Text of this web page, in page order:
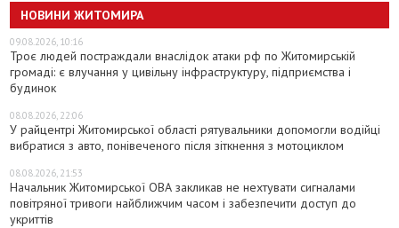
НОВИНИ ЖИТОМИРА
09.08.2026, 10:16
Троє людей постраждали внаслідок атаки рф по Житомирській
громаді: є влучання у цивільну інфраструктуру, підприємства і
будинок
08.08.2026, 22:06
У райцентрі Житомирської області рятувальники допомогли водійці
вибратися з авто, понівеченого після зіткнення з мотоциклом
08.08.2026, 21:53
Начальник Житомирської ОВА закликав не нехтувати сигналами
повітряної тривоги найближчим часом і забезпечити доступ до
укриттів